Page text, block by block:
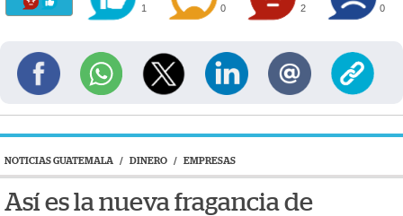
1 0 2 0
NOTICIAS GUATEMALA / DINERO / EMPRESAS
Así es la nueva fragancia de